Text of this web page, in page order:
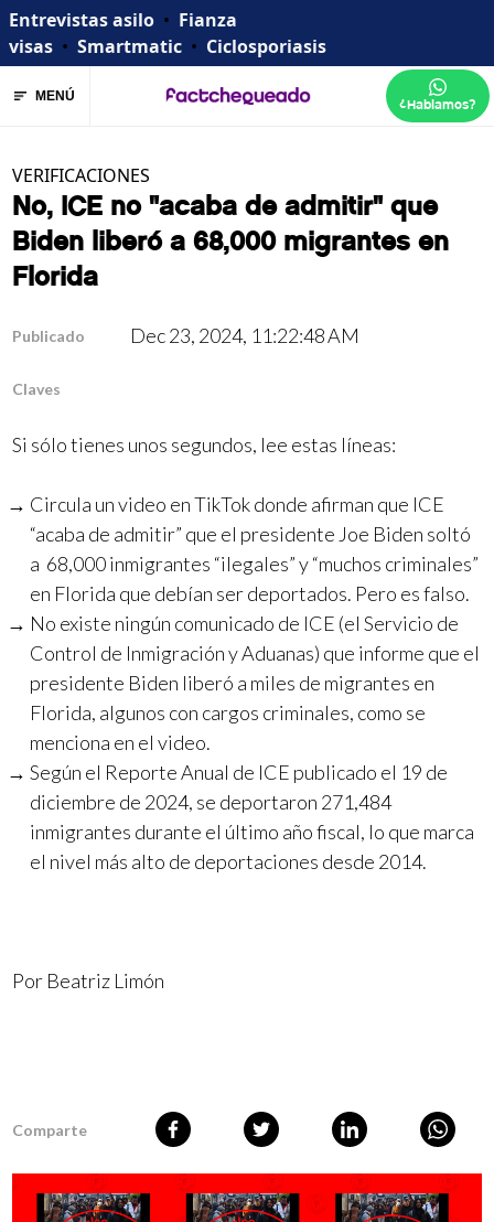
Entrevistas asilo • Fianza
visas • Smartmatic • Ciclosporiasis
MENÚ ¿Hablamos?
VERIFICACIONES
No, ICE no "acaba de admitir" que
Biden liberó a 68,000 migrantes en
Florida
Publicado Dec 23, 2024, 11:22:48 AM
Claves
Si sólo tienes unos segundos, lee estas líneas:
Circula un video en TikTok donde afirman que ICE
“acaba de admitir” que el presidente Joe Biden soltó
a 68,000 inmigrantes “ilegales” y “muchos criminales”
en Florida que debían ser deportados. Pero es falso.
No existe ningún comunicado de ICE (el Servicio de
Control de Inmigración y Aduanas) que informe que el
presidente Biden liberó a miles de migrantes en
Florida, algunos con cargos criminales, como se
menciona en el video.
Según el Reporte Anual de ICE publicado el 19 de
diciembre de 2024, se deportaron 271,484
inmigrantes durante el último año fiscal, lo que marca
el nivel más alto de deportaciones desde 2014.
Por Beatriz Limón
Comparte